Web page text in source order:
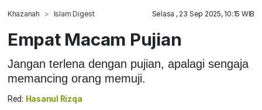
Khazanah Islam Digest Selasa , 23 Sep 2025, 10:15 WIB
Empat Macam Pujian
Jangan terlena dengan pujian, apalagi sengaja
memancing orang memuji.
Red: Hasanul Rizqa